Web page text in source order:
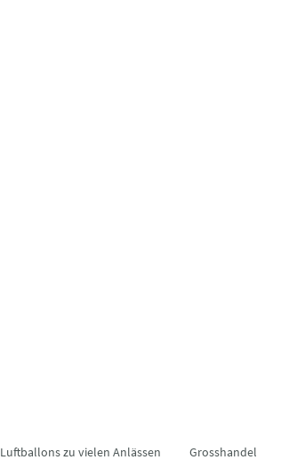
Luftballons zu vielen Anlässen Grosshandel